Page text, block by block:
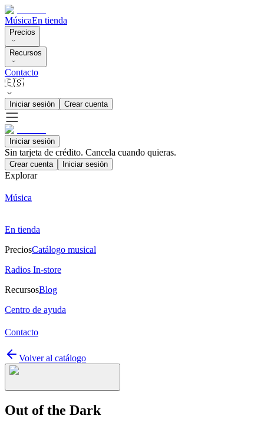
MúsicaEn tienda
Precios
Recursos
Contacto
🇪🇸
Iniciar sesión Crear cuenta
Iniciar sesión
Sin tarjeta de crédito. Cancela cuando quieras.
Crear cuenta Iniciar sesión
Explorar
Música
En tienda
PreciosCatálogo musical
Radios In-store
RecursosBlog
Centro de ayuda
Contacto
Volver al catálogo
Out of the Dark